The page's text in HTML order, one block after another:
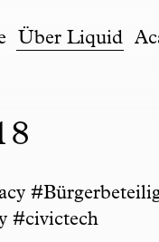
Über Liquid
#civictech